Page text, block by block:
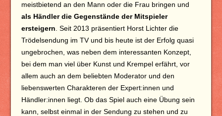
meistbietend an den Mann oder die Frau bringen und
als Händler die Gegenstände der Mitspieler
ersteigern . Seit 2013 präsentiert Horst Lichter die
Trödelsendung im TV und bis heute ist der Erfolg quasi
ungebrochen, was neben dem interessanten Konzept,
bei dem man viel über Kunst und Krempel erfährt, vor
allem auch an dem beliebten Moderator und den
liebenswerten Charakteren der Expert:innen und
Händler:innen liegt. Ob das Spiel auch eine Übung sein
kann, selbst einmal in der Sendung zu stehen und zu